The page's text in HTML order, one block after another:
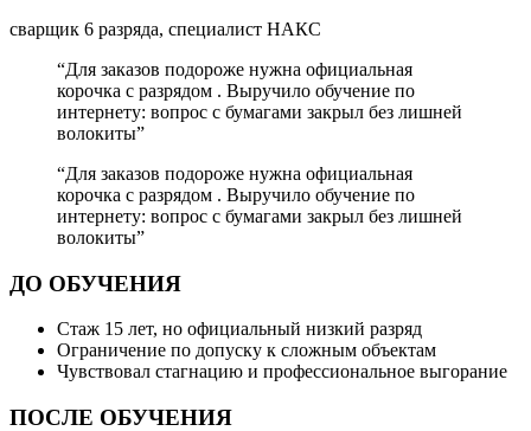
сварщик 6 разряда, специалист НАКС
“Для заказов подороже нужна официальная
корочка с разрядом . Выручило обучение по
интернету: вопрос с бумагами закрыл без лишней
волокиты”
“Для заказов подороже нужна официальная
корочка с разрядом . Выручило обучение по
интернету: вопрос с бумагами закрыл без лишней
волокиты”
ДО ОБУЧЕНИЯ
Стаж 15 лет, но официальный низкий разряд
Ограничение по допуску к сложным объектам
Чувствовал стагнацию и профессиональное выгорание
ПОСЛЕ ОБУЧЕНИЯ